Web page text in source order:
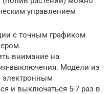
управлением
с точным графиком
внимание на
выключения. Модели из
электронным
и выключаться 5-7 раз в